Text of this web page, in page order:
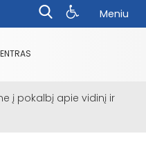
Meniu
į pokalbį apie vidinį ir